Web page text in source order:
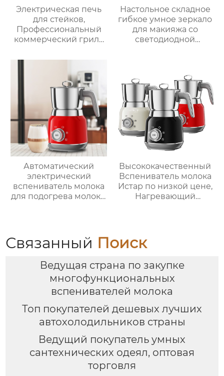
Электрическая печь
для стейков,
Профессиональный
коммерческий гриль
столешнице, 10-
слойный гриль,
Постоянная
температура 800℃,
Нержавеющая сталь
Настольное складное
гибкое умное зеркало
для макияжа со
светодиодной
Автоматический
электрический
вспениватель молока
для подогрева молока,
пароварочный
Высококачественный
Вспениватель молока
Истар по низкой цене,
Нагревающий
Связанный Поиск
Ведущая страна по закупке
многофункциональных
вспенивателей молока
Топ покупателей дешевых лучших
автохолодильников страны
Ведущий покупатель умных
сантехнических одеял, оптовая
торговля